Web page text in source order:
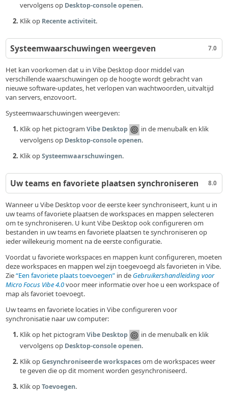
vervolgens op Desktop-console openen.
Klik op Recente activiteit.
7.0
Systeemwaarschuwingen weergeven
Het kan voorkomen dat u in Vibe Desktop door middel van
verschillende waarschuwingen op de hoogte wordt gebracht van
nieuwe software-updates, het verlopen van wachtwoorden, uitvaltijd
van servers, enzovoort.
Systeemwaarschuwingen weergeven:
Klik op het pictogramVibe Desktop
in de menubalk en klik
vervolgens op Desktop-console openen.
Klik opSysteemwaarschuwingen.
8.0
Uw teams en favoriete plaatsen synchroniseren
Wanneer u Vibe Desktop voor de eerste keer synchroniseert, kunt u in
uw teams of favoriete plaatsen de workspaces en mappen selecteren
om te synchroniseren. U kunt Vibe Desktop ook configureren om
bestanden in uw teams en favoriete plaatsen te synchroniseren op
ieder willekeurig moment na de eerste configuratie.
Voordat u favoriete workspaces en mappen kunt configureren, moeten
deze workspaces en mappen wel zijn toegevoegd als favorieten in Vibe.
Zie Een favoriete plaats toevoegen in de Gebruikershandleiding voor
Micro Focus Vibe 4.0voor meer informatie over hoe u een workspace of
map als favoriet toevoegt.
Uw teams en favoriete locaties in Vibe configureren voor
synchronisatie naar uw computer:
Klik op het pictogramVibe Desktop
in de menubalk en klik
vervolgens op Desktop-console openen.
Klik opGesynchroniseerde workspacesom de workspaces weer
te geven die op dit moment worden gesynchroniseerd.
Klik opToevoegen.